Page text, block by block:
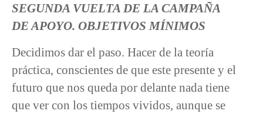
SEGUNDA VUELTA DE LA CAMPAÑA
DE APOYO. OBJETIVOS MÍNIMOS
Decidimos dar el paso. Hacer de la teoría
práctica, conscientes de que este presente y el
futuro que nos queda por delante nada tiene
que ver con los tiempos vividos, aunque se